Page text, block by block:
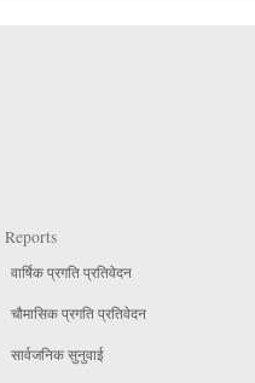
Reports
वार्षिक प्रगति प्रतिवेदन
चौमासिक प्रगति प्रतिवेदन
सार्वजनिक सुनुवाई